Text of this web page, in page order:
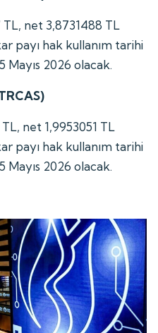
net 3,8731488 TL
payı hak kullanım tarihi
Mayıs 2026 olacak.
net 1,9953051 TL
payı hak kullanım tarihi
Mayıs 2026 olacak.